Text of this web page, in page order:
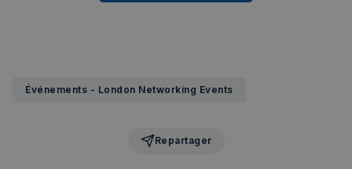
Événements - London Networking Events
Repartager